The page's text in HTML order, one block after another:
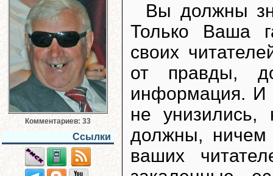
Комментариев: 33
Ссылки
Вы должны
Только Ваша
своих
от правды,
информация. И
не
должны, ничем
ваших